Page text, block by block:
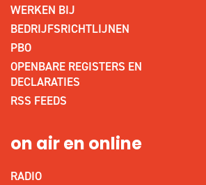
WERKEN BIJ
BEDRIJFSRICHTLIJNEN
PBO
OPENBARE REGISTERS EN
DECLARATIES
RSS FEEDS
on air en online
RADIO